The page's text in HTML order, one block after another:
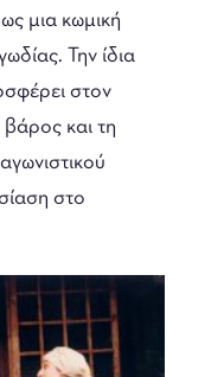
μια κωμική
Την ίδια
στον
και τη
στο